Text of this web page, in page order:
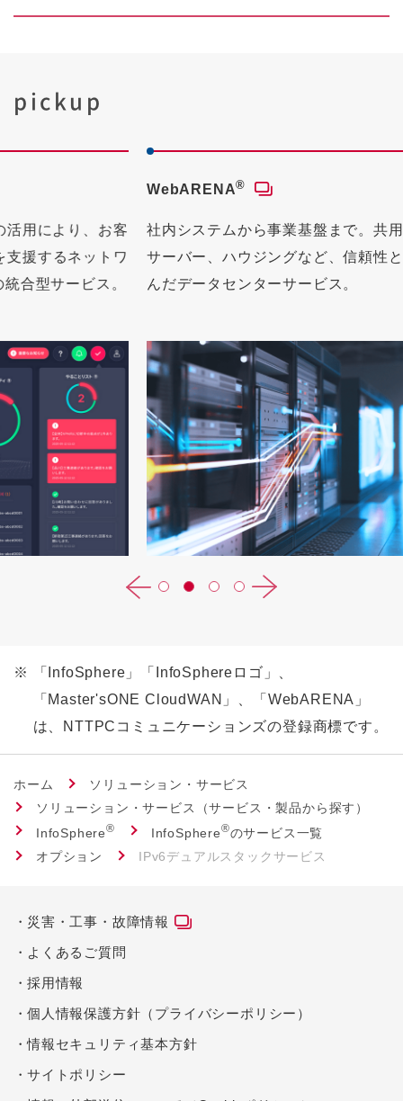
pickup
社内システムから事業基盤まで。共用 / 仮想専用
サーバー、ハウジングなど、信頼性と拡張性に富
んだデータセンターサービス。
※
「InfoSphere」「InfoSphereロゴ」、
「Master'sONE CloudWAN」、「WebARENA」
は、NTTPCコミュニケーションズの登録商標です。
ホーム
ソリューション・サービス
ソリューション・サービス（サービス・製品から探す）
InfoSphere® InfoSphere®のサービス一覧
オプション
IPv6デュアルスタックサービス
災害・工事・故障情報
よくあるご質問
採用情報
個人情報保護方針（プライバシーポリシー）
情報セキュリティ基本方針
サイトポリシー